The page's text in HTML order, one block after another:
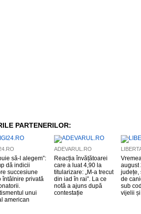
PARTENERILOR:
să-l alegem”:
dă indicii
succesiune
întâlnire privată
unui
american
ADEVARUL.RO
Reacția învățătoarei
care a luat 4,90 la
titularizare: „M-a trecut
din iad în rai”. La ce
notă a ajuns după
contestație
august
județe,
de
sub
vijelii